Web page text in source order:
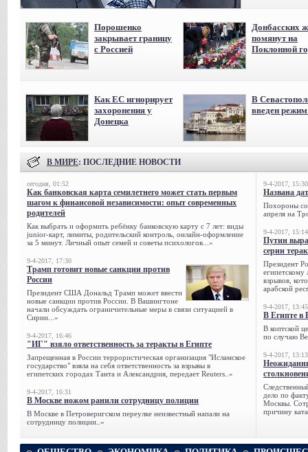
Порошенко
закрывает границу
с Россией
Донбасских
помянут на
Поклонной
Как ЕС игнорирует
захоронения у
Донецка
В
введен
В МИРЕ: ПОСЛЕДНИЕ НОВОСТИ
сегодня, 01:52
Как банковская карта семилетнего может стать первым
шагом к финансовой независимости: опыт современных
родителей
Как выбрать и оформить ребёнку банковскую карту с 7 лет: виды
junior-карт, лимиты, родительский контроль, онлайн-оформление
за 5 минут. Личный опыт семей и советы психологов...»
9-4-2017, 17:30
Трамп готовит новые санкции против
России
Президент США Дональд Трамп может ввести
новые санкции против России. В Вашингтоне
начали обсуждать ограничительные меры в связи ситуацией в
Сирии...»
9-4-2017, 16:46
"ИГ" взяло ответственность за теракты в Египте
Запрещенная в России террористическая организация "Исламское
государство" взяла на себя ответственность за взрывы в
египетских городах Танта и Александрия, передает Reuters..»
9-4-2017, 16:31
В Москве ножом ранили сотрудницу полиции
В Москве в Петроверигском переулке неизвестный напали на
сотрудницу полиции..»
9-4-2017, 15:30
Названа
Похороны
апреля на
9-4-2017, 15:14
Путин
серии
Президент
египетскому
взрывов,
арабской
9-4-2017, 13:45
В Египте в
В коптской
по случаю
9-4-2017, 13:13
дело по
Москвы.
причину